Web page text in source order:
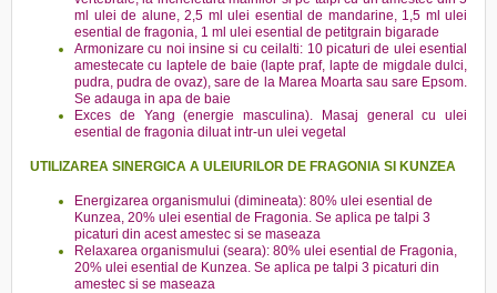
ml ulei de alune, 2,5 ml ulei esential de mandarine, 1,5 ml ulei
esential de fragonia, 1 ml ulei esential de petitgrain bigarade
Armonizare cu noi insine si cu ceilalti: 10 picaturi de ulei esential
amestecate cu laptele de baie (lapte praf, lapte de migdale dulci,
pudra, pudra de ovaz), sare de la Marea Moarta sau sare Epsom.
Se adauga in apa de baie
Exces de Yang (energie masculina). Masaj general cu ulei
esential de fragonia diluat intr-un ulei vegetal
UTILIZAREA SINERGICA A ULEIURILOR DE FRAGONIA SI KUNZEA
Energizarea organismului (dimineata): 80% ulei esential de
Kunzea, 20% ulei esential de Fragonia. Se aplica pe talpi 3
picaturi din acest amestec si se maseaza
Relaxarea organismului (seara): 80% ulei esential de Fragonia,
20% ulei esential de Kunzea. Se aplica pe talpi 3 picaturi din
amestec si se maseaza